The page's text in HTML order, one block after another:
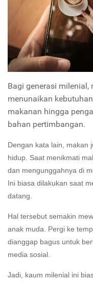
Bagi generasi
menunaikan
makanan hingga
bahan pertimbangan.
Dengan kata lain, makan
hidup. Saat menikmati
dan mengunggahnya di
Ini biasa dilakukan saat
datang.
Hal tersebut semakin
anak muda. Pergi ke
dianggap bagus untuk
media sosial.
Jadi, kaum milenial ini